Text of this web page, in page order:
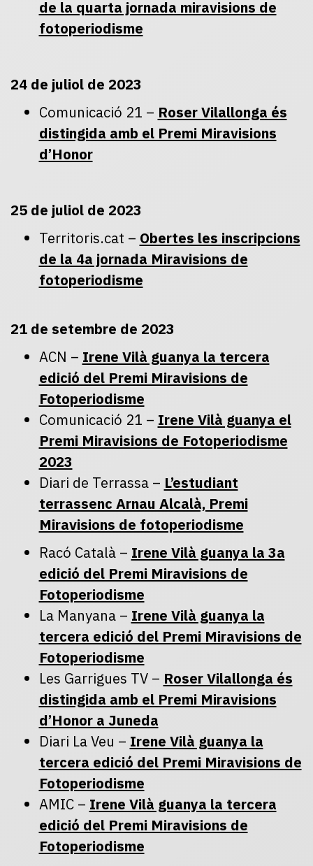
de la quarta jornada miravisions de
fotoperiodisme
24 de juliol de 2023
Comunicació 21 – Roser Vilallonga és
distingida amb el Premi Miravisions
d’Honor
25 de juliol de 2023
Territoris.cat – Obertes les inscripcions
de la 4a jornada Miravisions de
fotoperiodisme
21 de setembre de 2023
ACN – Irene Vilà guanya la tercera
edició del Premi Miravisions de
Fotoperiodisme
Comunicació 21 – Irene Vilà guanya el
Premi Miravisions de Fotoperiodisme
2023
Diari de Terrassa – L’estudiant
terrassenc Arnau Alcalà, Premi
Miravisions de fotoperiodisme
Racó Català – Irene Vilà guanya la 3a
edició del Premi Miravisions de
Fotoperiodisme
La Manyana – Irene Vilà guanya la
tercera edició del Premi Miravisions de
Fotoperiodisme
Les Garrigues TV – Roser Vilallonga és
distingida amb el Premi Miravisions
d’Honor a Juneda
Diari La Veu – Irene Vilà guanya la
tercera edició del Premi Miravisions de
Fotoperiodisme
AMIC – Irene Vilà guanya la tercera
edició del Premi Miravisions de
Fotoperiodisme